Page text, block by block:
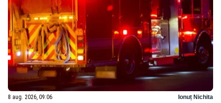
8 aug. 2026, 09:06 Ionuț Nichita